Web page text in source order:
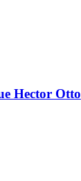
Hector Otto